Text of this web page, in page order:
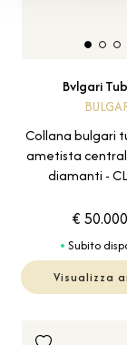
Bvlgari
Collana bulgari
ametista
diamanti -
€
Subito
Visualizza